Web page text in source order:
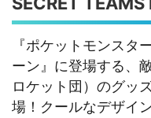
『ポケットモンスタ
ーン』に登場する、
ロケット団）のグッ
場！クールなデザイ